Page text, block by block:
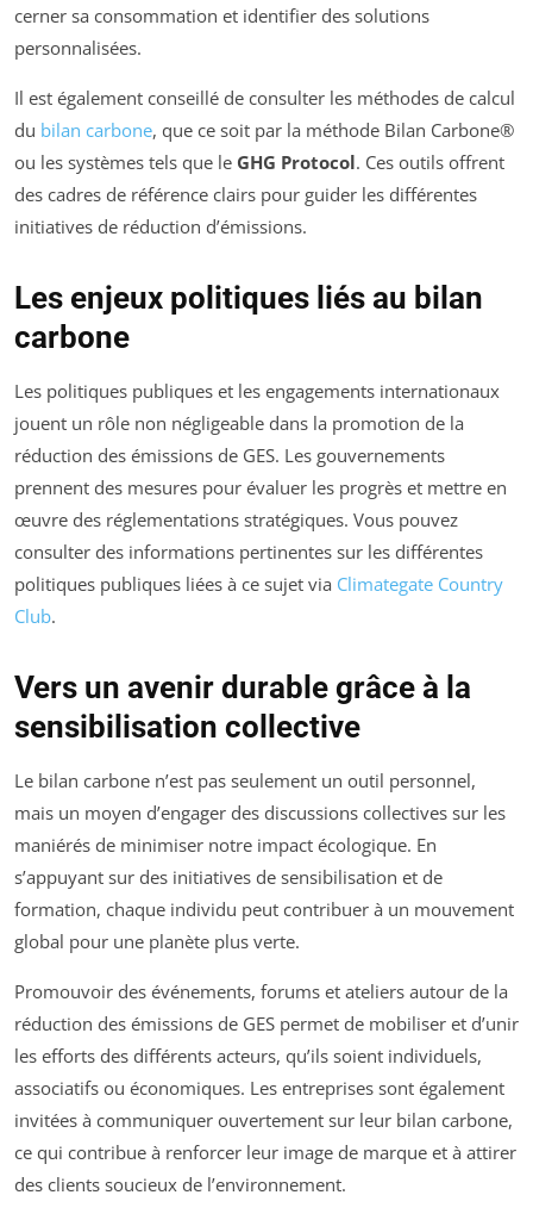
cerner sa consommation et identifier des solutions
personnalisées.
Il est également conseillé de consulter les méthodes de calcul
du bilan carbone, que ce soit par la méthode Bilan Carbone®
ou les systèmes tels que le GHG Protocol. Ces outils offrent
des cadres de référence clairs pour guider les différentes
initiatives de réduction d’émissions.
Les enjeux politiques liés au bilan
carbone
Les politiques publiques et les engagements internationaux
jouent un rôle non négligeable dans la promotion de la
réduction des émissions de GES. Les gouvernements
prennent des mesures pour évaluer les progrès et mettre en
œuvre des réglementations stratégiques. Vous pouvez
consulter des informations pertinentes sur les différentes
politiques publiques liées à ce sujet via Climategate Country
Club.
Vers un avenir durable grâce à la
sensibilisation collective
Le bilan carbone n’est pas seulement un outil personnel,
mais un moyen d’engager des discussions collectives sur les
maniérés de minimiser notre impact écologique. En
s’appuyant sur des initiatives de sensibilisation et de
formation, chaque individu peut contribuer à un mouvement
global pour une planète plus verte.
Promouvoir des événements, forums et ateliers autour de la
réduction des émissions de GES permet de mobiliser et d’unir
les efforts des différents acteurs, qu’ils soient individuels,
associatifs ou économiques. Les entreprises sont également
invitées à communiquer ouvertement sur leur bilan carbone,
ce qui contribue à renforcer leur image de marque et à attirer
des clients soucieux de l’environnement.